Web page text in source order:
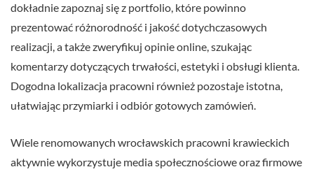
dokładnie zapoznaj się z portfolio, które powinno
prezentować różnorodność i jakość dotychczasowych
realizacji, a także zweryfikuj opinie online, szukając
komentarzy dotyczących trwałości, estetyki i obsługi klienta.
Dogodna lokalizacja pracowni również pozostaje istotna,
ułatwiając przymiarki i odbiór gotowych zamówień.
Wiele renomowanych wrocławskich pracowni krawieckich
aktywnie wykorzystuje media społecznościowe oraz firmowe